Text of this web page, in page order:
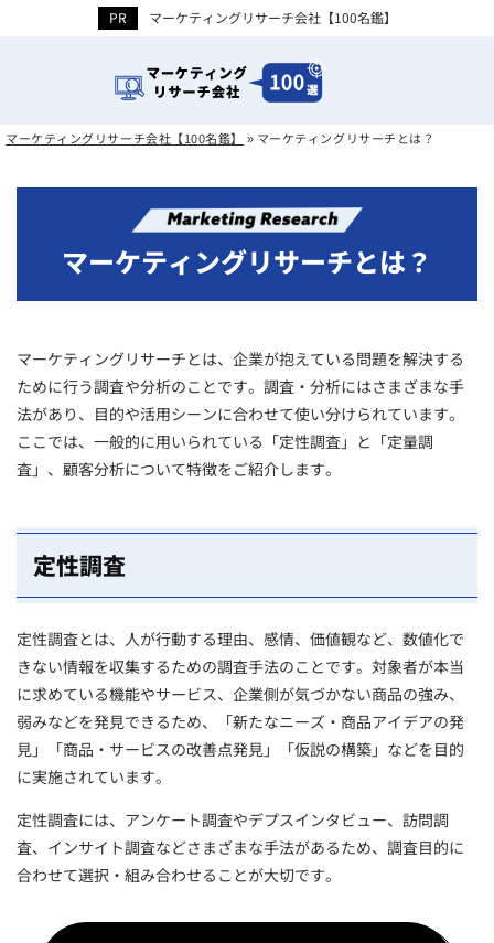
マーケティングリサーチ会社【100名鑑】
マーケティングリサーチ会社【100名鑑】 » マーケティングリサーチとは？
マーケティングリサーチとは？
マーケティングリサーチとは、企業が抱えている問題を解決する
ために行う調査や分析のことです。調査・分析にはさまざまな手
法があり、目的や活用シーンに合わせて使い分けられています。
ここでは、一般的に用いられている「定性調査」と「定量調
査」、顧客分析について特徴をご紹介します。
定性調査
定性調査とは、人が行動する理由、感情、価値観など、数値化で
きない情報を収集するための調査手法のことです。対象者が本当
に求めている機能やサービス、企業側が気づかない商品の強み、
弱みなどを発見できるため、「新たなニーズ・商品アイデアの発
見」「商品・サービスの改善点発見」「仮説の構築」などを目的
に実施されています。
定性調査には、アンケート調査やデプスインタビュー、訪問調
査、インサイト調査などさまざまな手法があるため、調査目的に
合わせて選択・組み合わせることが大切です。